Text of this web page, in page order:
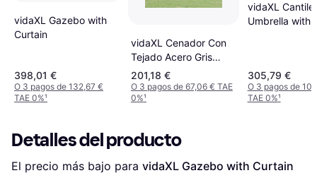
vidaXL Gazebo with
Curtain
398,01 €
O 3 pagos de 132,67 €
TAE 0%¹
vidaXL Cenador Con
Tejado Acero Gris
Antracita
400x300x270 cm
201,18 €
O 3 pagos de 67,06 € TAE
0%¹
vidaXL
Umbrella with
305,79 €
O 3 pagos de
TAE 0%¹
Detalles del producto
El precio más bajo para vidaXL Gazebo with Curtain